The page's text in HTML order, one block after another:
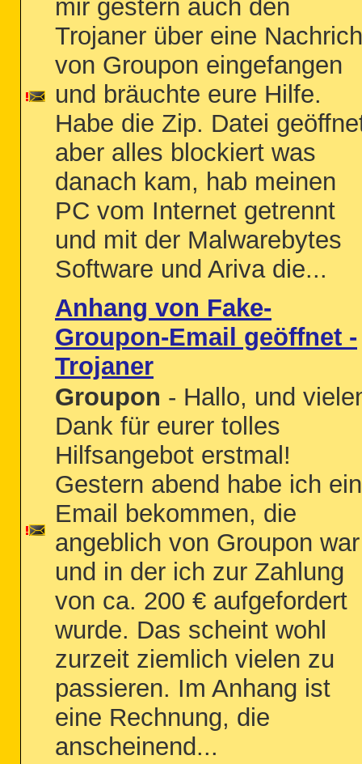
mir gestern auch den
Trojaner über eine
von Groupon eingefangen
und bräuchte eure Hilfe.
Habe die Zip. Datei
aber alles blockiert was
danach kam, hab meinen
PC vom Internet getrennt
und mit der Malwarebytes
Software und Ariva die...
Anhang von Fake-
Groupon-Email geöffnet -
Trojaner
Groupon - Hallo, und
Dank für eurer tolles
Hilfsangebot erstmal!
Gestern abend habe ich
Email bekommen, die
angeblich von Groupon war
und in der ich zur Zahlung
von ca. 200 € aufgefordert
wurde. Das scheint wohl
zurzeit ziemlich vielen zu
passieren. Im Anhang ist
eine Rechnung, die
anscheinend...